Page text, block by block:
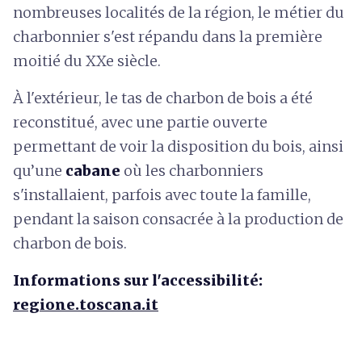
nombreuses localités de la région, le métier du
charbonnier s'est répandu dans la première
moitié du XXe siècle.
À l'extérieur, le tas de charbon de bois a été
reconstitué, avec une partie ouverte
permettant de voir la disposition du bois, ainsi
qu’une cabane où les charbonniers
s'installaient, parfois avec toute la famille,
pendant la saison consacrée à la production de
charbon de bois.
Informations sur l'accessibilité:
regione.toscana.it